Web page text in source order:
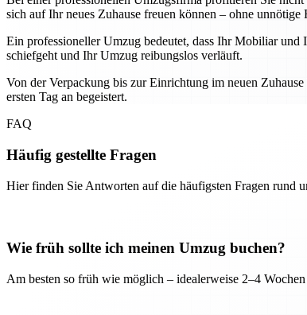
sich auf Ihr neues Zuhause freuen können – ohne unnötige
Ein professioneller Umzug bedeutet, dass Ihr Mobiliar und
schiefgeht und Ihr Umzug reibungslos verläuft.
Von der Verpackung bis zur Einrichtung im neuen
ersten Tag an begeistert.
FAQ
Häufig gestellte Fragen
Hier finden Sie Antworten auf die häufigsten Fragen rund
Wie früh sollte ich meinen Umzug buchen?
Am besten so früh wie möglich – idealerweise 2–4